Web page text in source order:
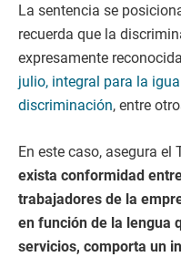
La sentencia se
recuerda que la
expresamente
julio, integral para la
discriminación, entre
En este caso, asegura el
exista conformidad
trabajadores de la
en función de la lengua
servicios, comporta un